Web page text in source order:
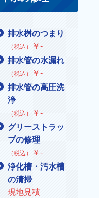
排水桝のつまり
（税込） ￥‐
排水管の水漏れ
（税込） ￥‐
排水管の高圧洗
浄
（税込） ￥‐
グリーストラッ
プの修理
（税込） ￥‐
浄化槽・汚水槽
の清掃
現地見積